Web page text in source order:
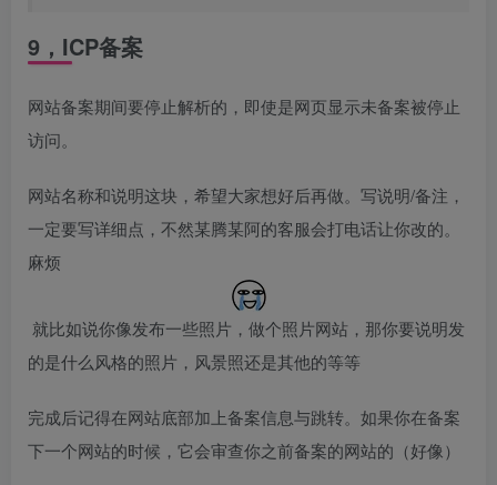
9，ICP备案
网站备案期间要停止解析的，即使是网页显示未备案被停止
访问。
网站名称和说明这块，希望大家想好后再做。写说明/备注，
一定要写详细点，不然某腾某阿的客服会打电话让你改的。
麻烦
就比如说你像发布一些照片，做个照片网站，那你要说明发
的是什么风格的照片，风景照还是其他的等等
完成后记得在网站底部加上备案信息与跳转。如果你在备案
下一个网站的时候，它会审查你之前备案的网站的（好像）